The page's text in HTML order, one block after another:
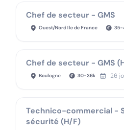
Chef de secteur - GMS
Ouest/Nord Ile de France 35-
Chef de secteur - GMS
Boulogne 30-36k 26
Technico-commercial -
sécurité (H/F)